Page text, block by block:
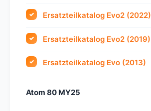
Ersatzteilkatalog Evo2 (2022)
Ersatzteilkatalog Evo2 (2019)
Ersatzteilkatalog Evo (2013)
Atom 80 MY25